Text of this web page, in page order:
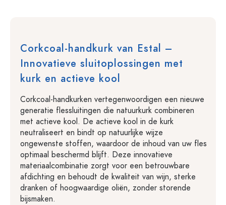
Corkcoal-handkurk van Estal –
Innovatieve sluitoplossingen met
kurk en actieve kool
Corkcoal-handkurken vertegenwoordigen een nieuwe
generatie flessluitingen die natuurkurk combineren
met actieve kool. De actieve kool in de kurk
neutraliseert en bindt op natuurlijke wijze
ongewenste stoffen, waardoor de inhoud van uw fles
optimaal beschermd blijft. Deze innovatieve
materiaalcombinatie zorgt voor een betrouwbare
afdichting en behoudt de kwaliteit van wijn, sterke
dranken of hoogwaardige oliën, zonder storende
bijsmaken.